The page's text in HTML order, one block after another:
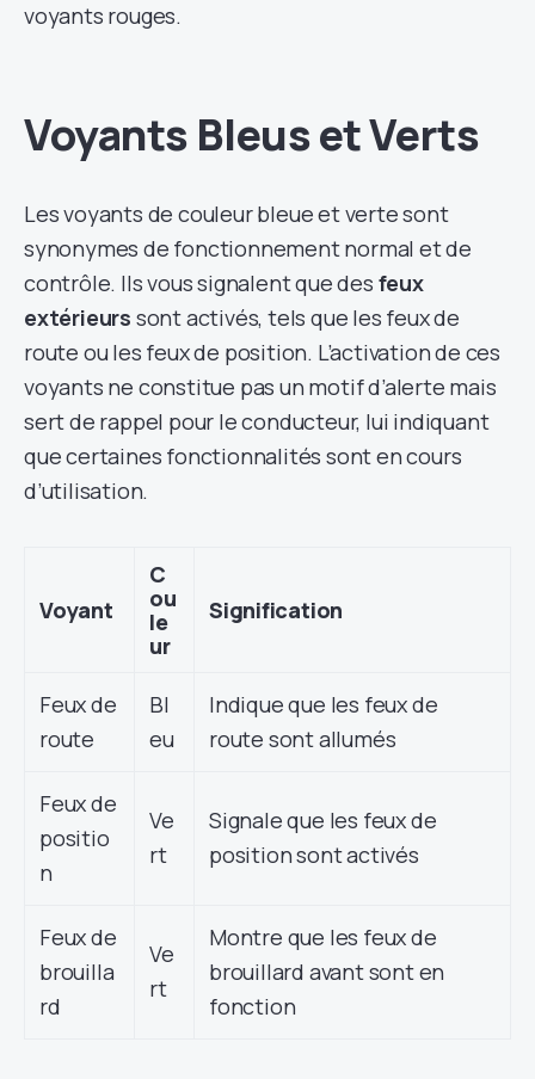
voyants rouges.
Voyants Bleus et Verts
Les voyants de couleur bleue et verte sont
synonymes de fonctionnement normal et de
contrôle. Ils vous signalent que des feux
extérieurs sont activés, tels que les feux de
route ou les feux de position. L’activation de ces
voyants ne constitue pas un motif d’alerte mais
sert de rappel pour le conducteur, lui indiquant
que certaines fonctionnalités sont en cours
d’utilisation.
Voyant
C
ou
le
ur
Signification
Feux de
route
Bl
eu
Indique que les feux de
route sont allumés
Feux de
positio
n
Ve
rt
Signale que les feux de
position sont activés
Feux de
brouilla
rd
Ve
rt
Montre que les feux de
brouillard avant sont en
fonction